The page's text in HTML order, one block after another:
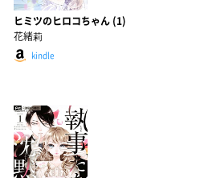
ヒミツのヒロコちゃん (1)
花緒莉
kindle